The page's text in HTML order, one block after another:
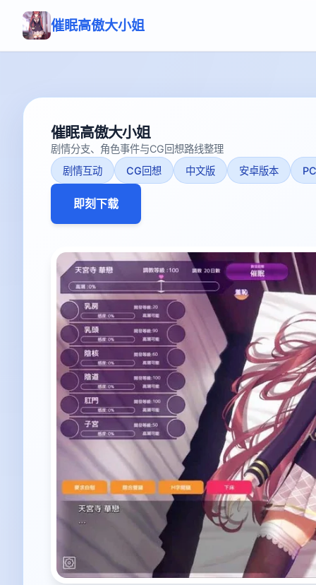
催眠高傲大小姐
催眠高傲大小姐
剧情分支、角色事件与CG回想路线整理
剧情互动
CG回想 中文版 安卓版本
即刻下载